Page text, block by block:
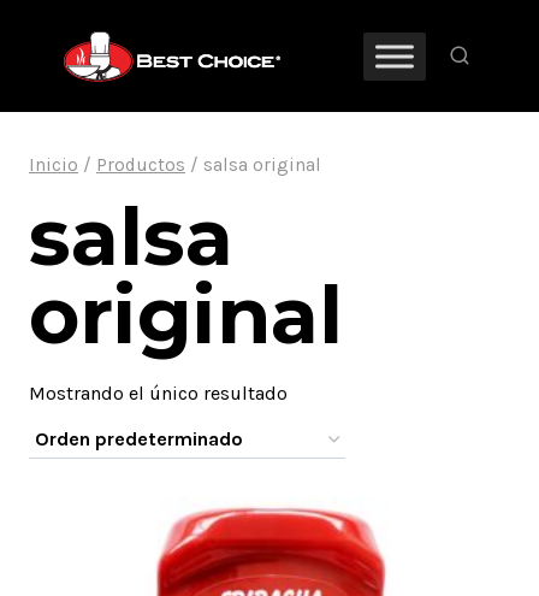
contenido
Inicio / Productos / salsa original
salsa
original
Mostrando el único resultado